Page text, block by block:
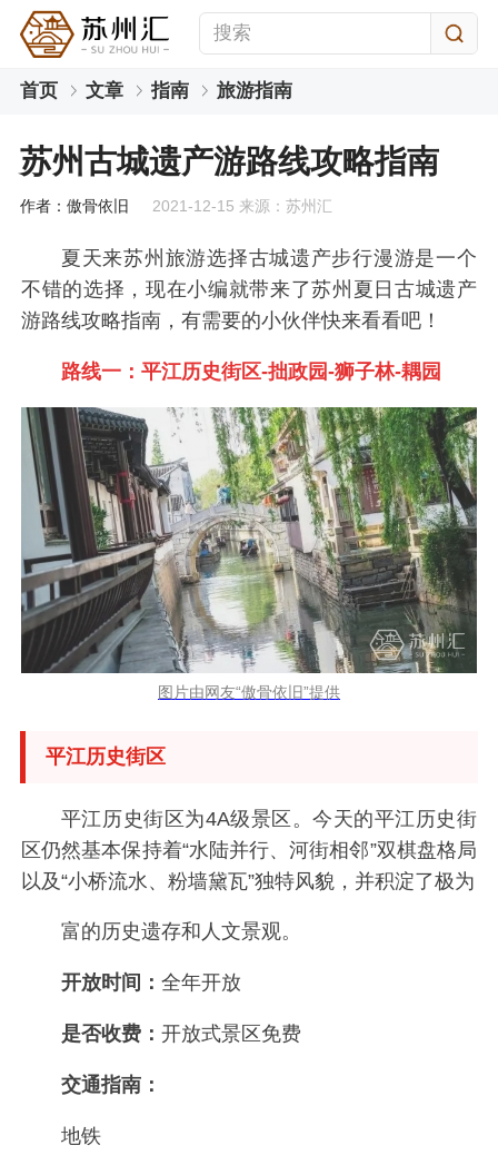
首页 文章 指南 旅游指南
苏州古城遗产游路线攻略指南
作者：傲骨依旧 2021-12-15 来源：苏州汇
夏天来苏州旅游选择古城遗产步行漫游是一个
不错的选择，现在小编就带来了苏州夏日古城遗产
游路线攻略指南，有需要的小伙伴快来看看吧！
路线一：平江历史街区-拙政园-狮子林-耦园
图片由网友“傲骨依旧”提供
平江历史街区
平江历史街区为4A级景区。今天的平江历史街
区仍然基本保持着“水陆并行、河街相邻”双棋盘格局
以及“小桥流水、粉墙黛瓦”独特风貌，并积淀了极为
富的历史遗存和人文景观。
开放时间： 全年开放
是否收费： 开放式景区免费
交通指南：
地铁